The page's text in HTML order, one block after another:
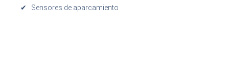
✔ Sensores de aparcamiento